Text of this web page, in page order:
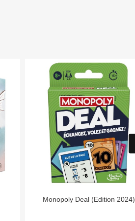
Aperçu rapide
Monopoly Deal (Edition 2024)